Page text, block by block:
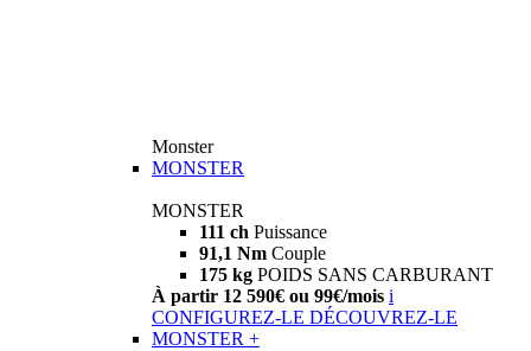
Monster
MONSTER
MONSTER
111 ch Puissance
91,1 Nm Couple
175 kg POIDS SANS CARBURANT
À partir 12 590€ ou 99€/mois i
CONFIGUREZ-LE DÉCOUVREZ-LE
MONSTER +